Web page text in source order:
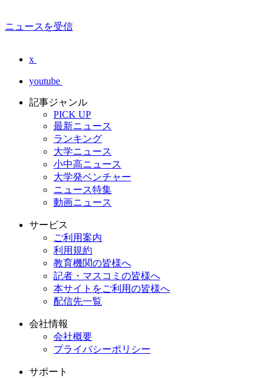
ニュースを受信
x
youtube
記事ジャンル
PICK UP
最新ニュース
ランキング
大学ニュース
小中高ニュース
大学発ベンチャー
ニュース特集
動画ニュース
サービス
ご利用案内
利用規約
教育機関の皆様へ
記者・マスコミの皆様へ
本サイトをご利用の皆様へ
配信先一覧
会社情報
会社概要
プライバシーポリシー
サポート